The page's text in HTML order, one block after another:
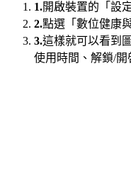
1.開啟裝置的「設
2.點選「數位健康
3.這樣就可以看到
使用時間、解鎖/開